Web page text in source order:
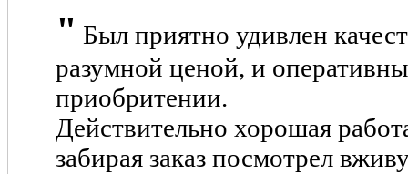
Был приятно удивлен
разумной ценой, и
приобритении.
Действительно хорошая
забирая заказ посмотрел